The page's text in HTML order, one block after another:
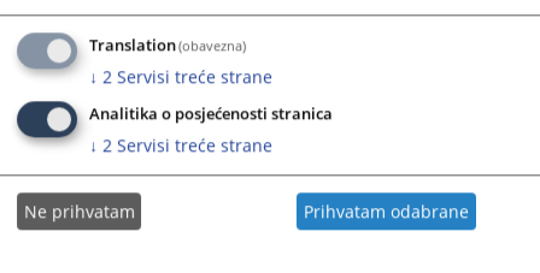
Translation(obavezna)
↓ 2 Servisi treće strane
Analitika o posjećenosti stranica
↓ 2 Servisi treće strane
Ne prihvatam Prihvatam odabrane